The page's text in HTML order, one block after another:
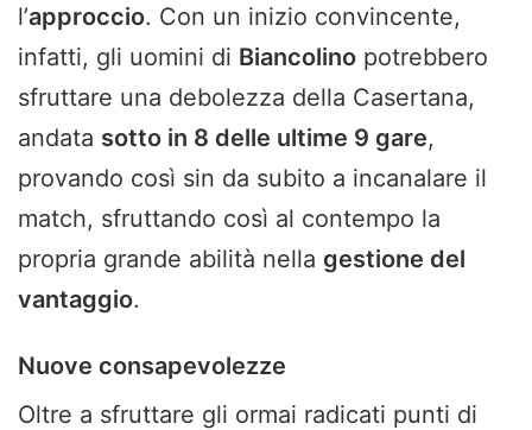
l’approccio. Con un inizio convincente,
infatti, gli uomini di Biancolino potrebbero
sfruttare una debolezza della Casertana,
andata sotto in 8 delle ultime 9 gare,
provando così sin da subito a incanalare il
match, sfruttando così al contempo la
propria grande abilità nella gestione del
vantaggio.
Nuove consapevolezze
Oltre a sfruttare gli ormai radicati punti di